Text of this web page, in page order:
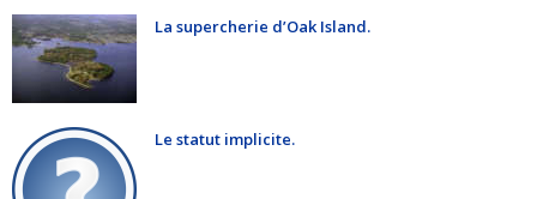
La supercherie d’Oak Island.
Le statut implicite.